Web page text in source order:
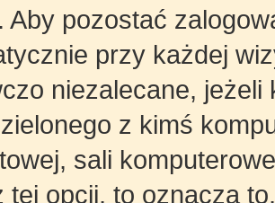
Aby pozostać
przy każdej
niezalecane,
z kimś
sali
tej opcji, to oznacza